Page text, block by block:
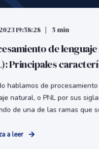
19:58:28 5 min
de
Principales
hablamos de
natural, o PNL por sus
de una de las ramas que
a leer